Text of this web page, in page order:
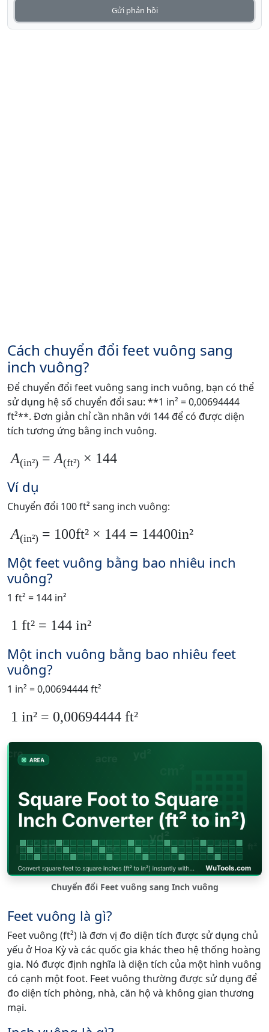
Gửi phản hồi
Cách chuyển đổi feet vuông sang
inch vuông?
Để chuyển đổi feet vuông sang inch vuông, bạn có thể
sử dụng hệ số chuyển đổi sau: **1 in² = 0,00694444
ft²**. Đơn giản chỉ cần nhân với 144 để có được diện
tích tương ứng bằng inch vuông.
A(in²) =A(ft²) × 144
Ví dụ
Chuyển đổi 100 ft² sang inch vuông:
A(in²) = 100ft² × 144 = 14400in²
Một feet vuông bằng bao nhiêu inch
vuông?
1 ft² = 144 in²
1 ft² = 144 in²
Một inch vuông bằng bao nhiêu feet
vuông?
1 in² = 0,00694444 ft²
1 in² = 0,00694444 ft²
Chuyển đổi Feet vuông sang Inch vuông
Feet vuông là gì?
Feet vuông (ft²) là đơn vị đo diện tích được sử dụng chủ
yếu ở Hoa Kỳ và các quốc gia khác theo hệ thống hoàng
gia. Nó được định nghĩa là diện tích của một hình vuông
có cạnh một foot. Feet vuông thường được sử dụng để
đo diện tích phòng, nhà, căn hộ và không gian thương
mại.